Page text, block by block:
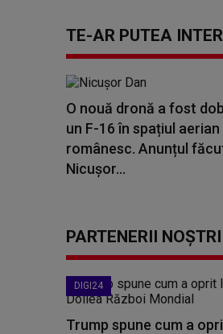
TE-AR PUTEA
O nouă dronă a fost
un F-16 în spațiul aerian
românesc. Anunțul
Nicușor...
PARTENERII NOȘTRI
DIGI24
Trump spune cum a